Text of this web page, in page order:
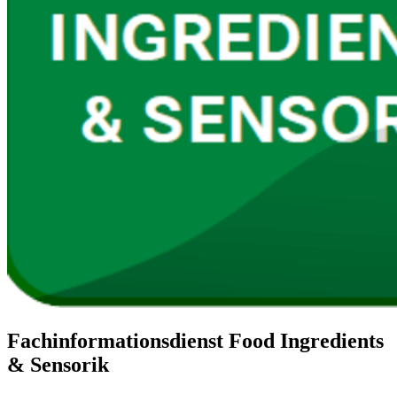
Fachinformationsdienst Food Ingredients
& Sensorik